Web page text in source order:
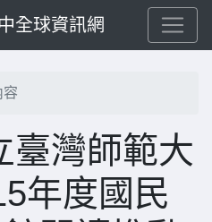
全球資訊網
容
臺灣師範大
年度國民